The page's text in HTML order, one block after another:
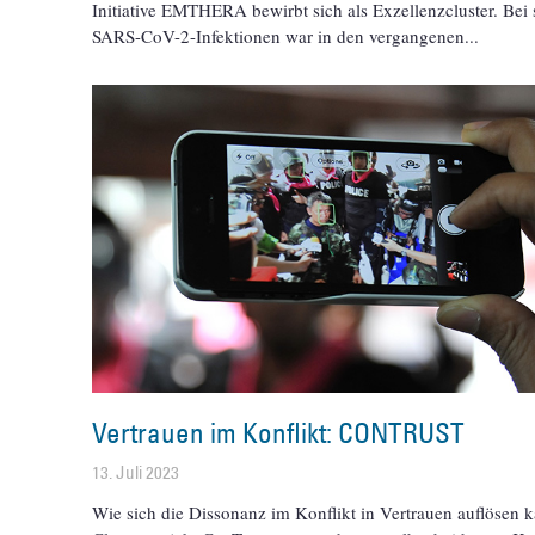
Initiative EMTHERA bewirbt sich als Exzellenzcluster. Bei
SARS-CoV-2-Infektionen war in den vergangenen
Vertrauen im Konflikt: CONTRUST
13. Juli 2023
Wie sich die Dissonanz im Konflikt in Vertrauen auflösen